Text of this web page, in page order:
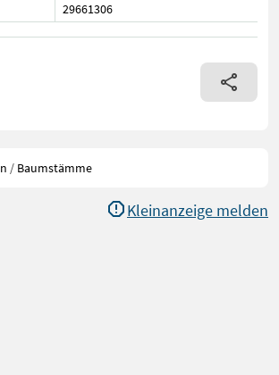
29661306
/ Baumstämme
Kleinanzeige melden